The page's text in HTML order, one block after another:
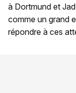
à Dortmund et
comme un grand
répondre à ces